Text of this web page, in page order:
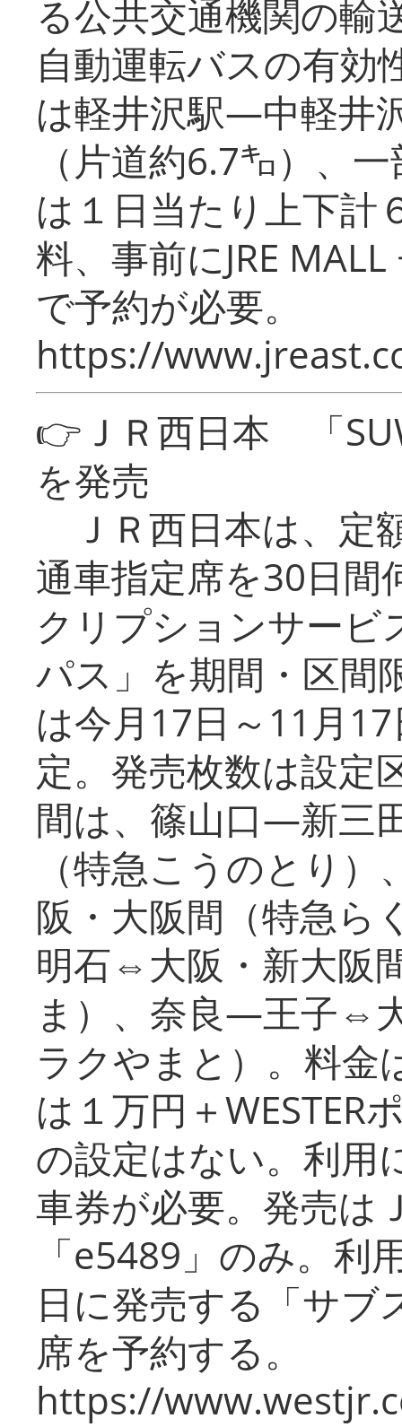
る公共交通機関の輸
自動運転バスの有効
は軽井沢駅―中軽井
（片道約6.7㌔）、
は１日当たり上下計
料、事前にJRE
で予約が必要。
https://
👉ＪＲ西日本 「
を発売
ＪＲ西日本は、定
通車指定席を30日間
クリプションサービ
パス」を期間・区間
は今月17日～11月
定。発売枚数は設定
間は、篠山口―新三
（特急こうのとり
阪・大阪間（特急
明石⇔大阪・新大阪
ま）、奈良―王子⇔
ラクやまと）。料金
は１万円＋WESTER
の設定はない。利用
車券が必要。発売は
「e5489」のみ。利
日に発売する「サブ
席を予約する。
https://